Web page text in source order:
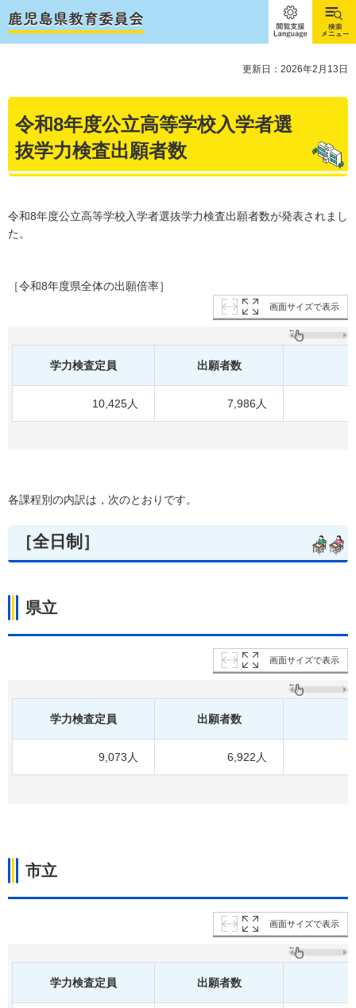
閲覧支
援
Language
検索メ
ニュー
更新日：2026年2月13日
令和8年度公立高等学校入学者選
抜学力検査出願者数
令和8年度公立高等学校入学者選抜学力検査出願者数が発表されまし
た。
［令和8年度県全体の出願倍率］
画面サイズで表示
学力検査定員 出願者数
10,425人 7,986人
各課程別の内訳は，次のとおりです。
［全日制］
県立
画面サイズで表示
学力検査定員 出願者数
9,073人 6,922人
市立
画面サイズで表示
学力検査定員 出願者数